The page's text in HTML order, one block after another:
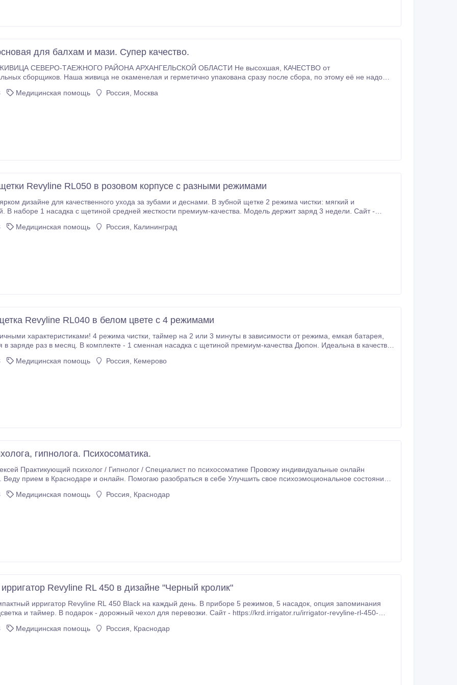
для балхам и мази. Супер качество.
СЕВЕРО-ТАЕЖНОГО РАЙОНА АРХАНГЕЛЬСКОЙ ОБЛАСТИ Не высохшая, КАЧЕСТВО от
и герметично упакована сразу после сбора, по этому её не надо
компоненты.
Медицинская помощь Россия, Москва
Revyline RL050 в розовом корпусе с разными режимами
дизайне для качественного ухода за зубами и деснами. В зубной щетке 2 режима чистки: мягкий и
В наборе 1 насадка с щетиной средней жесткости премиум-качества. Модель держит заряд 3 недели. Сайт -
Медицинская помощь Россия, Калининград
Revyline RL040 в белом цвете с 4 режимами
4 режима чистки, таймер на 2 или 3 минуты в зависимости от режима, емкая батарея,
заряде раз в месяц. В комплекте - 1 сменная насадка с щетиной премиум-качества Дюпон. Идеальна в качестве
Медицинская помощь Россия, Кемерово
гипнолога. Психосоматика.
Практикующий психолог / Гипнолог / Специалист по психосоматике Провожу индивидуальные онлайн
Веду прием в Краснодаре и онлайн. Помогаю разобраться в себе Улучшить свое психоэмоциональное состояние
Справиться с постоянной усталостью, тревогой, стрессом, обидами, эмоциональным выгоранием,
Медицинская помощь Россия, Краснодар
Revyline RL 450 в дизайне "Черный кролик"
ирригатор Revyline RL 450 Black на каждый день. В приборе 5 режимов, 5 насадок, опция запоминания
Медицинская помощь Россия, Краснодар